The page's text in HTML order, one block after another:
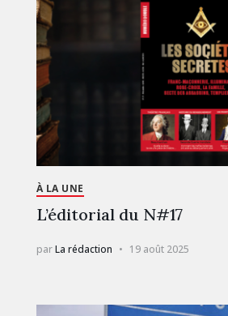
À LA UNE
L’éditorial du N#17
parLa rédaction 19 août 2025